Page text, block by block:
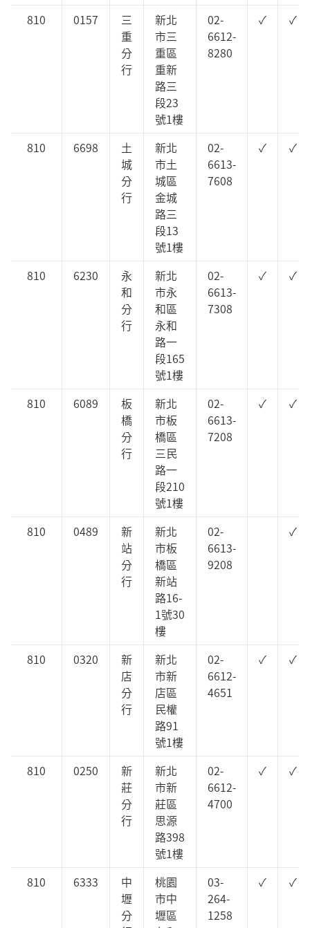
810 0157
三
重
分
行
新北
市三
重區
重新
路三
段23
號1樓
02-
6612-
8280
✓ ✓
810 6698
土
城
分
行
新北
市土
城區
金城
路三
段13
號1樓
02-
6613-
7608
✓ ✓
810 6230
永
和
分
行
新北
市永
和區
永和
路一
段165
號1樓
02-
6613-
7308
✓ ✓
810 6089
板
橋
分
行
新北
市板
橋區
三民
路一
段210
號1樓
02-
6613-
7208
✓ ✓
810 0489
新
站
分
行
新北
市板
橋區
新站
路16-
1號30
樓
02-
6613-
9208
✓
810 0320
新
店
分
行
新北
市新
店區
民權
路91
號1樓
02-
6612-
4651
✓ ✓
810 0250
新
莊
分
行
新北
市新
莊區
思源
路398
號1樓
02-
6612-
4700
✓ ✓
810 6333
中
壢
分
桃園
市中
壢區
03-
264-
1258
✓ ✓